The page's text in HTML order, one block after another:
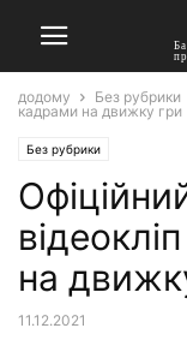
додому Без рубрики
кадрами на движку гри
Без рубрики
на
11.12.2021